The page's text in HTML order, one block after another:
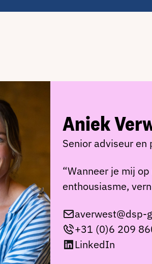
Aniek
Senior adviseur en
“Wanneer je mij
enthousiasme,
averwest@dsp-
+31 (0)6 209
LinkedIn